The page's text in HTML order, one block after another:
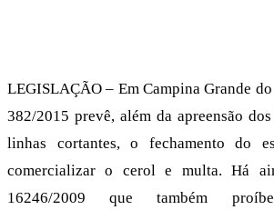
LEGISLAÇÃO – Em Campina Grande
382/2015 prevê, além da apreensão
linhas cortantes, o fechamento do
comercializar o cerol e multa. Há
16246/2009 que também